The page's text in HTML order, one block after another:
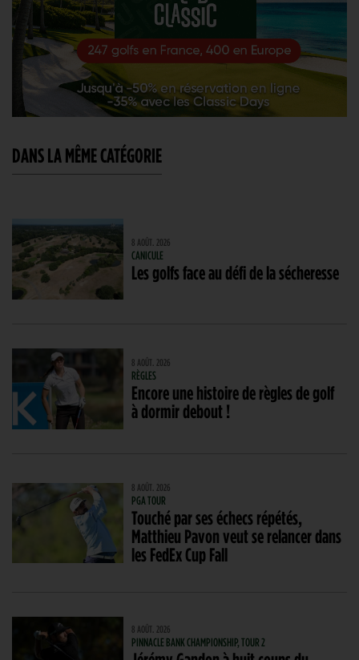
DANS LA MÊME CATÉGORIE
8 AOÛT. 2026
CANICULE
Les golfs face au défi de la sécheresse
8 AOÛT. 2026
RÈGLES
Encore une histoire de règles de golf
à dormir debout !
8 AOÛT. 2026
PGA TOUR
Touché par ses échecs répétés,
Matthieu Pavon veut se relancer dans
les FedEx Cup Fall
8 AOÛT. 2026
PINNACLE BANK CHAMPIONSHIP, TOUR 2